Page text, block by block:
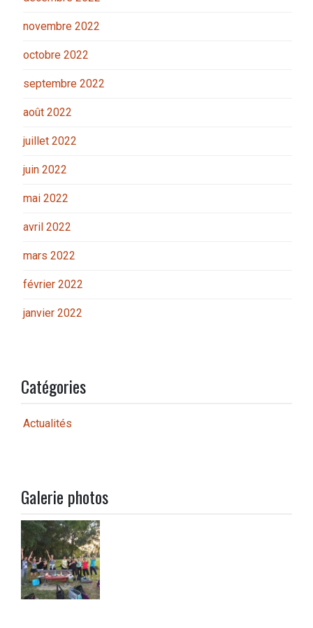
novembre 2022
octobre 2022
septembre 2022
août 2022
juillet 2022
juin 2022
mai 2022
avril 2022
mars 2022
février 2022
janvier 2022
Catégories
Actualités
Galerie photos